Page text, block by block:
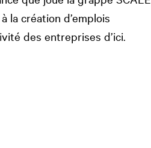
la création d’emplois
des entreprises d’ici.